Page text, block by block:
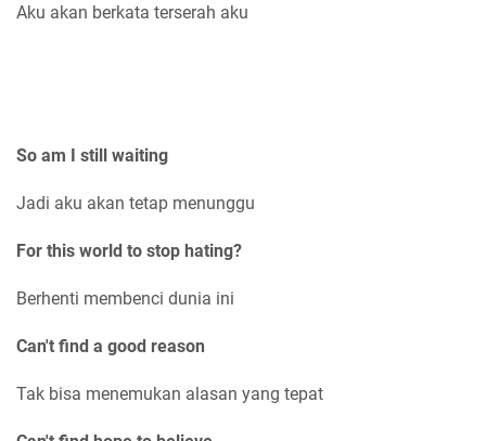
Aku akan berkata terserah aku
So am I still waiting
Jadi aku akan tetap menunggu
For this world to stop hating?
Berhenti membenci dunia ini
Can't find a good reason
Tak bisa menemukan alasan yang tepat